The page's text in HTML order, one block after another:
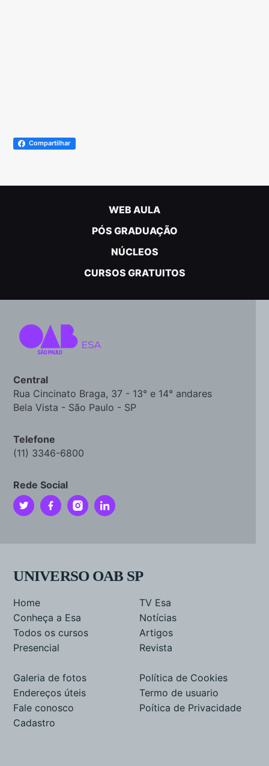
Compartilhar
WEB AULA
PÓS GRADUAÇÃO
NÚCLEOS
CURSOS GRATUITOS
Central
Rua Cincinato Braga, 37 - 13° e 14° andares
Bela Vista - São Paulo - SP
Telefone
(11) 3346-6800
Rede Social
UNIVERSO OAB SP
Home
Conheça a Esa
Todos os cursos
Presencial
TV Esa
Notícias
Artigos
Revista
Galeria de fotos
Endereços úteis
Fale conosco
Cadastro
Política de Cookies
Termo de usuario
Poítica de Privacidade